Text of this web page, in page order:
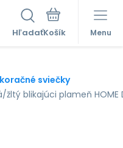
Hľadať Menu
sviečky
žltý blikajúci plameň HOME